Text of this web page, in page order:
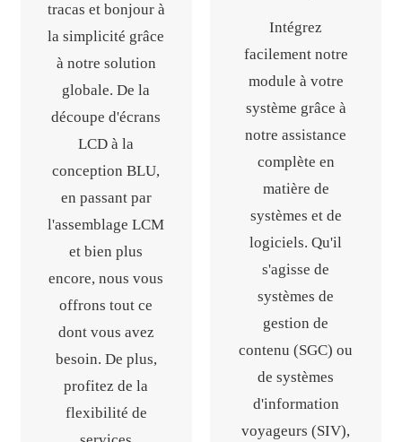
tracas et bonjour à
la simplicité grâce
à notre solution
globale. De la
découpe d'écrans
LCD à la
conception BLU,
en passant par
l'assemblage LCM
et bien plus
encore, nous vous
offrons tout ce
dont vous avez
besoin. De plus,
profitez de la
flexibilité de
Intégrez
facilement notre
module à votre
système grâce à
notre assistance
complète en
matière de
systèmes et de
logiciels. Qu'il
s'agisse de
systèmes de
gestion de
contenu (SGC) ou
de systèmes
d'information
voyageurs (SIV),